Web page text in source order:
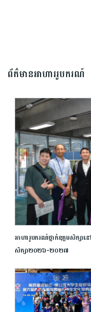
ព័ត៌មានអាហាររូបករណ៍
អាហារូបករណ៍ថ្នាក់ឧត្ដមសិក្សា
សិក្សា២០២៦-២០២៧